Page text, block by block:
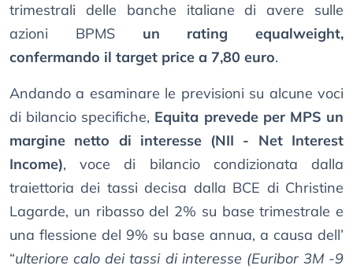
trimestrali delle banche italiane di avere sulle
azioni BPMS un rating equalweight,
confermando il target price a 7,80 euro.
Andando a esaminare le previsioni su alcune voci
di bilancio specifiche, Equita prevede per MPS un
margine netto di interesse (NII - Net Interest
Income), voce di bilancio condizionata dalla
traiettoria dei tassi decisa dalla BCE di Christine
Lagarde, un ribasso del 2% su base trimestrale e
una flessione del 9% su base annua, a causa dell’
“ulteriore calo dei tassi di interesse (Euribor 3M -9